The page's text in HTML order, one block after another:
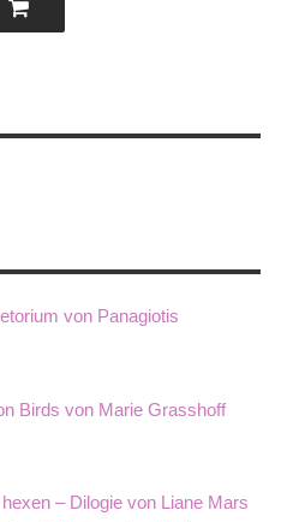
von Panagiotis
Birds von Marie Grasshoff
– Dilogie von Liane Mars